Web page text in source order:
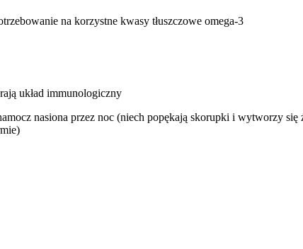
na korzystne kwasy tłuszczowe omega-3
układ immunologiczny
nasiona przez noc (niech popękają skorupki i wytworzy